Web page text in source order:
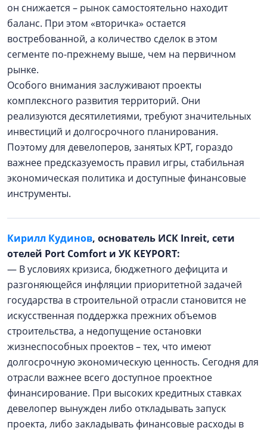
он снижается – рынок самостоятельно находит
баланс. При этом «вторичка» остается
востребованной, а количество сделок в этом
сегменте по-прежнему выше, чем на первичном
рынке.
Особого внимания заслуживают проекты
комплексного развития территорий. Они
реализуются десятилетиями, требуют значительных
инвестиций и долгосрочного планирования.
Поэтому для девелоперов, занятых КРТ, гораздо
важнее предсказуемость правил игры, стабильная
экономическая политика и доступные финансовые
инструменты.
Кирилл Кудинов, основатель ИСК Inreit, сети
отелей Port Comfort и УК KEYPORT:
— В условиях кризиса, бюджетного дефицита и
разгоняющейся инфляции приоритетной задачей
государства в строительной отрасли становится не
искусственная поддержка прежних объемов
строительства, а недопущение остановки
жизнеспособных проектов – тех, что имеют
долгосрочную экономическую ценность. Сегодня для
отрасли важнее всего доступное проектное
финансирование. При высоких кредитных ставках
девелопер вынужден либо откладывать запуск
проекта, либо закладывать финансовые расходы в